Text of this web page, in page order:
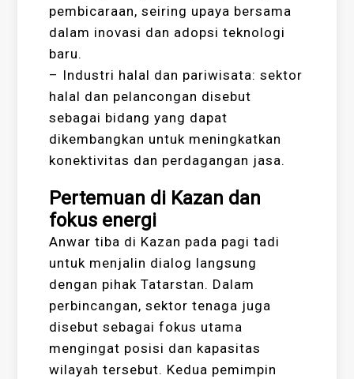
pembicaraan, seiring upaya bersama
dalam inovasi dan adopsi teknologi
baru.
– Industri halal dan pariwisata: sektor
halal dan pelancongan disebut
sebagai bidang yang dapat
dikembangkan untuk meningkatkan
konektivitas dan perdagangan jasa.
Pertemuan di Kazan dan
fokus energi
Anwar tiba di Kazan pada pagi tadi
untuk menjalin dialog langsung
dengan pihak Tatarstan. Dalam
perbincangan, sektor tenaga juga
disebut sebagai fokus utama
mengingat posisi dan kapasitas
wilayah tersebut. Kedua pemimpin